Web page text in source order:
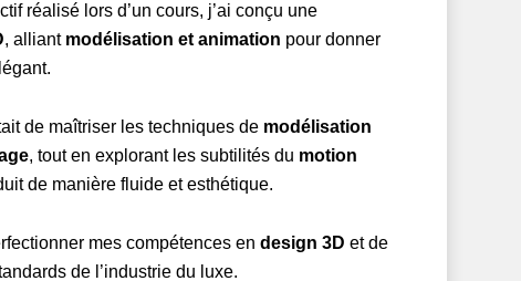
réalisé lors d’un cours, j’ai conçu une
, alliant modélisation et animation pour donner
de maîtriser les techniques de modélisation
, tout en explorant les subtilités du motion
de manière fluide et esthétique.
mes compétences endesign 3D et de
de l’industrie du luxe.